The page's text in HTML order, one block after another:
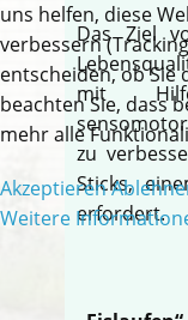
Das Ziel
mit
zu
Sticks,
erfordert.
uns helfen, diese
verbessern
entscheiden, ob Sie
beachten Sie, dass
mehr alle
Akzeptieren
Weitere